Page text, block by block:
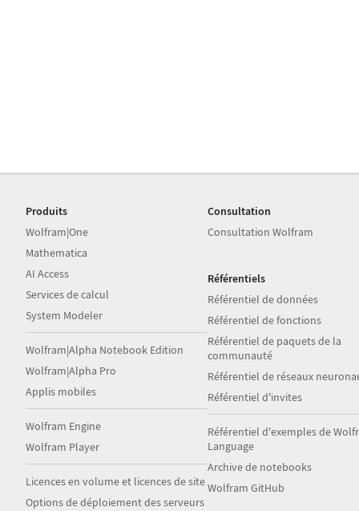
Produits
Wolfram|One
Mathematica
AI Access
Services de calcul
System Modeler
Wolfram|Alpha Notebook Edition
Wolfram|Alpha Pro
Applis mobiles
Wolfram Engine
Wolfram Player
Licences en volume et licences de site
Options de déploiement des serveurs
Consultation
Consultation Wolfram
Référentiels
Référentiel de données
Référentiel de fonctions
Référentiel de paquets de la
communauté
Référentiel de réseaux
Référentiel d'invites
Référentiel d'exemples de
Language
Archive de notebooks
Wolfram GitHub